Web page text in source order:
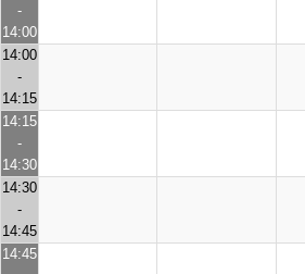
-
14:00
14:00
-
14:15
14:15
-
14:30
14:30
-
14:45
14:45